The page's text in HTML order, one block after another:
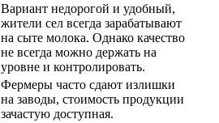
Вариант недорогой и удобный,
жители сел всегда зарабатывают
на сыте молока. Однако качество
не всегда можно держать на
уровне и контролировать.
Фермеры часто сдают излишки
на заводы, стоимость продукции
зачастую доступная.